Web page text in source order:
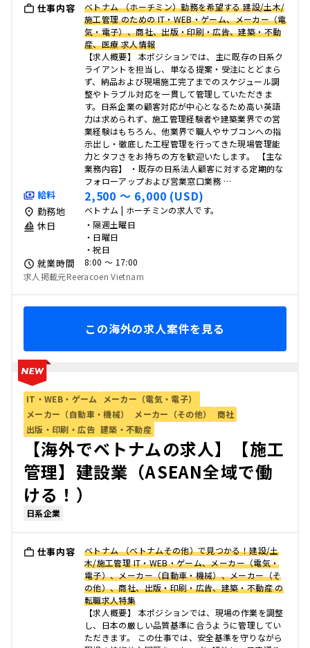
仕事内容
ベトナム （ホーチミン）勤務を希望する 建設/土木/
施工管理 のための IT・WEB・ゲーム、メーカー（電
気・電子）、商社、出版・印刷・広告、建築・不動
産、医療 求人情報
【求人概要】 本ポジションでは、主に既存の日系ク
ライアントを担当し、単なる提案・受注にとどまら
ず、納品および現場施工完了までのスケジュール調
整やトラブル対応を一貫して管理していただきま
す。日系企業の顧客対応が中心となるため高い英語
力は求められず、施工管理経験者や建築業界での営
業経験はもちろん、他業界で職人やサブコンへの指
示出し・徹底した工程管理を行ってきた現場管理能
力とタフさをお持ちの方を歓迎いたします。 【主な
業務内容】 ・既存の日系法人顧客に対する定期的な
フォローアップおよび営業窓口業務 …
給料 2,500 〜 6,000 (USD)
勤務地 ベトナム | ホーチミンの求人です。
休日
・隔週土曜日
・日曜日
・祝日
就業時間
8:00 〜 17:00
求人掲載元Reeracoen Vietnam
この海外の求人案件を見る
IT・WEB・ゲーム
メーカー（電気・電子）
メーカー（自動車・機械）
メーカー（その他）
商社
出版・印刷・広告 建築・不動産
【海外でベトナムの求人】【施工
管理】建設業（ASEAN全域で働
ける！）
日系企業
仕事内容
ベトナム （ベトナムその他）で見つかる！建設/土
木/施工管理 IT・WEB・ゲーム、メーカー（電気・
電子）、メーカー（自動車・機械）、メーカー（そ
の他）、商社、出版・印刷・広告、建築・不動産 の
転職求人特集
【求人概要】 本ポジションでは、現場の作業を調整
し、日本の厳しい品質基準に合うように管理してい
ただきます。 この仕事では、安全基準を守りながら